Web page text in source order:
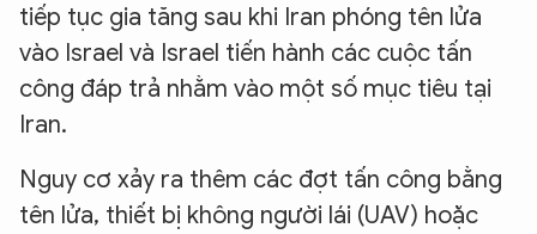
tiếp tục gia tăng sau khi Iran phóng tên lửa
vào Israel và Israel tiến hành các cuộc tấn
công đáp trả nhằm vào một số mục tiêu tại
Iran.
Nguy cơ xảy ra thêm các đợt tấn công bằng
tên lửa, thiết bị không người lái (UAV) hoặc